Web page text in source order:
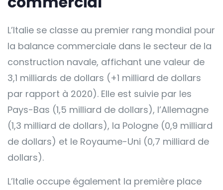
L’Italie se classe au premier rang mondial pour
la balance commerciale dans le secteur de la
construction navale, affichant une valeur de
3,1 milliards de dollars (+1 milliard de dollars
par rapport à 2020). Elle est suivie par les
Pays-Bas (1,5 milliard de dollars), l’Allemagne
(1,3 milliard de dollars), la Pologne (0,9 milliard
de dollars) et le Royaume-Uni (0,7 milliard de
dollars).
L’Italie occupe également la première place